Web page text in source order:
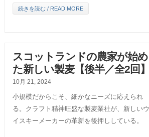
続きを読む / READ MORE
スコットランドの農家が始め
た新しい製麦【後半／全2回】
10月 21, 2024
小規模だからこそ、細かなニーズに応えられ
る。クラフト精神旺盛な製麦業社が、新しいウ
イスキーメーカーの革新を後押ししている。